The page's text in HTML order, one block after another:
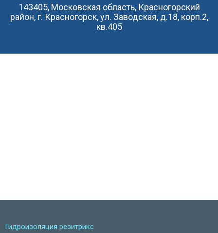
143405, Московская область, Красногорский
район, г. Красногорск, ул. Заводская, д.18, корп.2,
кв.405
Гидроизоляция резитрикс